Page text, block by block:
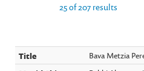
25 of 207 results
Bava Metzia